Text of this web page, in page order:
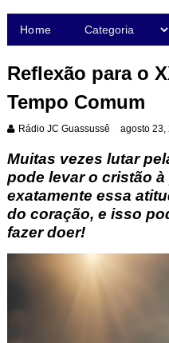
Home
Reflexão para o
Tempo Comum
Rádio JC Guassussê agosto 23,
Muitas vezes lutar
pode levar o cristão
exatamente essa
do coração, e isso
fazer doer!